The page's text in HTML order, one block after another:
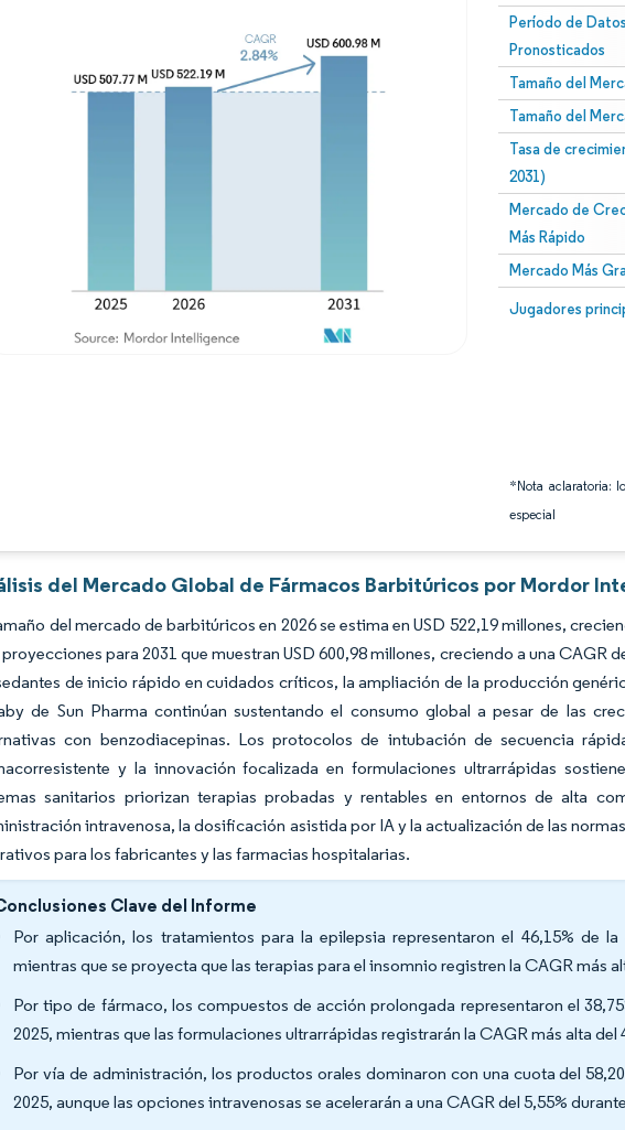
Período de Datos
Pronosticados
Tamaño del
Tamaño del
Tasa de
2031)
Mercado de
Más Rápido
Mercado Más
Jugadores
*Nota aclaratoria:
especial
Imagen © Mordor
Imagen © Mordor Intelligence. El uso requiere atribución según CC BY
del Mercado Global de Fármacos Barbitúricos por Mordor
del mercado de barbitúricos en 2026 se estima en USD 522,19 millones,
para 2031 que muestran USD 600,98 millones, creciendo a una CAGR
de inicio rápido en cuidados críticos, la ampliación de la producción
de Sun Pharma continúan sustentando el consumo global a pesar de las
con benzodiacepinas. Los protocolos de intubación de secuencia
y la innovación focalizada en formulaciones ultrarrápidas
sanitarios priorizan terapias probadas y rentables en entornos de alta
intravenosa, la dosificación asistida por IA y la actualización de las
para los fabricantes y las farmacias hospitalarias.
Clave del Informe
Por aplicación, los tratamientos para la epilepsia representaron el 46,15% de
mientras que se proyecta que las terapias para el insomnio registren la CAGR más
Por tipo de fármaco, los compuestos de acción prolongada representaron el
2025, mientras que las formulaciones ultrarrápidas registrarán la CAGR más alta del
Por vía de administración, los productos orales dominaron con una cuota del
2025, aunque las opciones intravenosas se acelerarán a una CAGR del 5,55%